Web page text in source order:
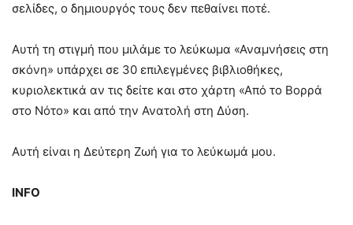
σελίδες, ο δημιουργός τους δεν πεθαίνει ποτέ.
Αυτή τη στιγμή που μιλάμε το λεύκωμα «Αναμνήσεις στη
σκόνη» υπάρχει σε 30 επιλεγμένες βιβλιοθήκες,
κυριολεκτικά αν τις δείτε και στο χάρτη «Από το Βορρά
στο Νότο» και από την Ανατολή στη Δύση.
Αυτή είναι η Δεύτερη Ζωή για το λεύκωμά μου.
INFO